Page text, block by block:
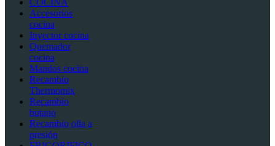
COCINA
Accesorios
cocina
Inyector cocina
Quemador
cocina
Mandos cocina
Recambio
Thermomix
Recambio
butano
Recambio olla a
presión